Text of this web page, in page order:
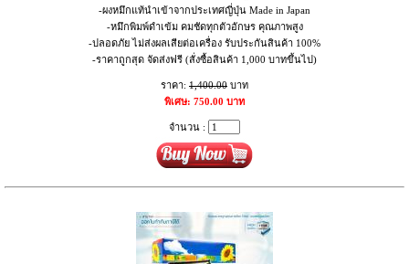
-ผงหมึกแท้นำเข้าจากประเทศญี่ปุ่น Made in Japan
-หมึกพิมพ์ดำเข้ม คมชัดทุกตัวอักษร คุณภาพสูง
-ปลอดภัย ไม่ส่งผลเสียต่อเครื่อง รับประกันสินค้า 100%
-ราคาถูกสุด จัดส่งฟรี (สั่งซื้อสินค้า 1,000 บาทขึ้นไป)
ราคา: 1,400.00 บาท
พิเศษ: 750.00 บาท
จำนวน :